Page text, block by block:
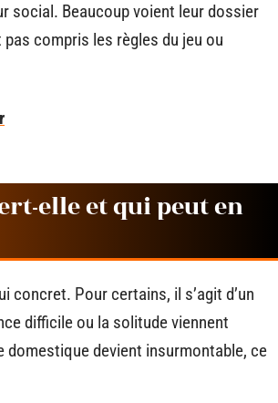
social. Beaucoup voient leur dossier
pas compris les règles du jeu ou
elle et qui peut en
concret. Pour certains, il s’agit d’un
difficile ou la solitude viennent
domestique devient insurmontable, ce